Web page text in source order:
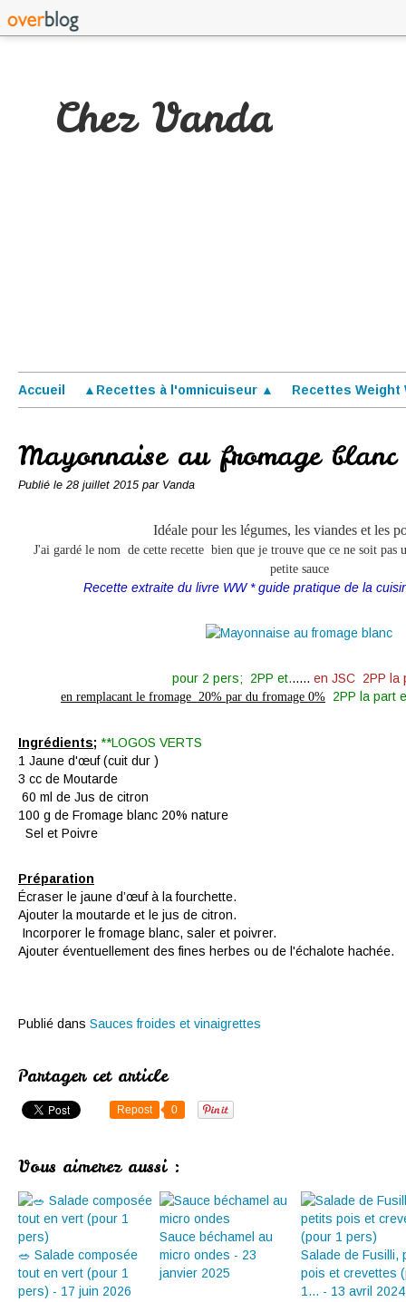
Chez Vanda
Accueil ▲Recettes à l'omnicuiseur ▲ Recettes Weight
Mayonnaise au fromage blanc
Publié le 28 juillet 2015 par Vanda
Idéale pour les légumes, les viandes et les
J'ai gardé le nom de cette recette bien que je trouve que ce ne soit pas
petite sauce
Recette extraite du livre WW * guide pratique de la
pour 2 pers; 2PP et...... en JSC 2PP la
en remplacant le fromage 20% par du fromage 0% 2PP la part
Ingrédients; **LOGOS VERTS
1 Jaune d'œuf (cuit dur )
3 cc de Moutarde
60 ml de Jus de citron
100 g de Fromage blanc 20% nature
Sel et Poivre
Préparation
Écraser le jaune d’œuf à la fourchette.
Ajouter la moutarde et le jus de citron.
Incorporer le fromage blanc, saler et poivrer.
Ajouter éventuellement des fines herbes ou de l'échalote hachée.
Publié dans Sauces froides et vinaigrettes
Partager cet article
Repost 0
Vous aimerez aussi :
🥗 Salade composée
tout en vert (pour 1
pers) - 17 juin 2026
Sauce béchamel au
micro ondes - 23
janvier 2025
Salade de Fusilli,
pois et crevettes
1... - 13 avril 2024